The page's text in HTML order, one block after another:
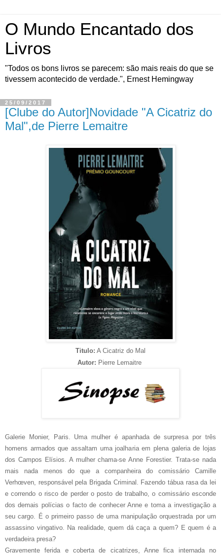
O Mundo Encantado dos
Livros
"Todos os bons livros se parecem: são mais reais do que se
tivessem acontecido de verdade.", Ernest Hemingway
25/09/2017
[Clube do Autor]Novidade "A Cicatriz do
Mal",de Pierre Lemaitre
Titulo: A Cicatriz do Mal
Autor: Pierre Lemaitre
Galerie Monier, Paris. Uma mulher é apanhada de surpresa por três
homens armados que assaltam uma joalharia em plena galeria de lojas
dos Campos Elísios. A mulher chama-se Anne Forestier. Trata-se nada
mais nada menos do que a companheira do comissário Camille
Verhœven, responsável pela Brigada Criminal. Fazendo tábua rasa da lei
e correndo o risco de perder o posto de trabalho, o comissário esconde
dos demais polícias o facto de conhecer Anne e toma a investigação a
seu cargo. É o primeiro passo de uma manipulação orquestrada por um
assassino vingativo. Na realidade, quem dá caça a quem? E quem é a
verdadeira presa?
Gravemente ferida e coberta de cicatrizes, Anne fica internada no